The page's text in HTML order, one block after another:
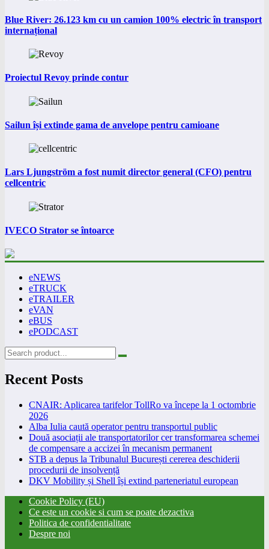
Blue River: 26.123 km cu un camion 100% electric în transport
internațional
Proiectul Revoy prinde contur
Sailun își extinde gama de anvelope pentru camioane
Lars Ljungström a fost numit director general (CFO) pentru
cellcentric
IVECO Strator se întoarce
eNEWS
eTRUCK
eTRAILER
eVAN
eBUS
ePODCAST
Recent Posts
CNAIR: Aplicarea tarifelor TollRo va începe la 1 octombrie
2026
Alba Iulia caută operator pentru transportul public
Două asociații ale transportatorilor cer transformarea schemei
de compensare a accizei în mecanism permanent
STB a depus la Tribunalul București cererea deschiderii
procedurii de insolvență
DKV Mobility și Shell își extind parteneriatul european
Cookie Policy (EU)
Ce este un cookie si cum se poate dezactiva
Politica de confidentialitate
Despre noi